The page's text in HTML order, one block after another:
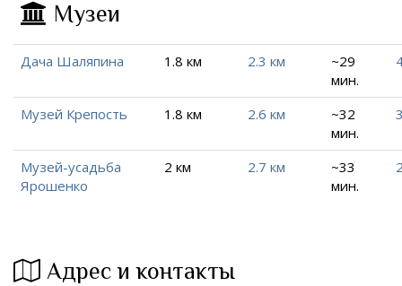
Музеи
Дача Шаляпина 1.8 км 2.3 км
~29
мин.
Музей Крепость 1.8 км 2.6 км
~32
мин.
Музей-усадьба
Ярошенко
2 км 2.7 км
~33
мин.
Адрес и контакты